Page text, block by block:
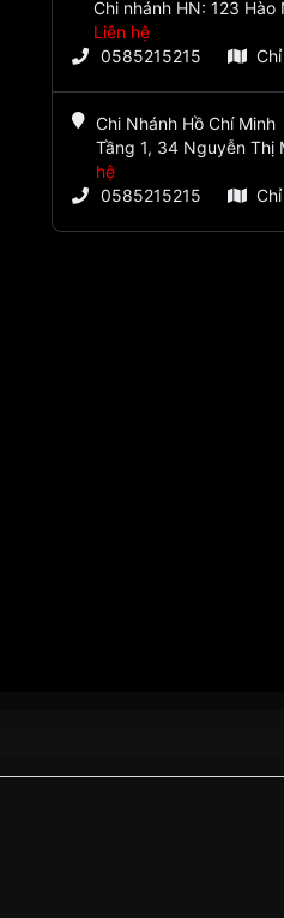
Chi nhánh HN: 123
Liên hệ
0585215215
Chi Nhánh Hồ Chí Minh
Tầng 1, 34 Nguyễn Thị
hệ
0585215215